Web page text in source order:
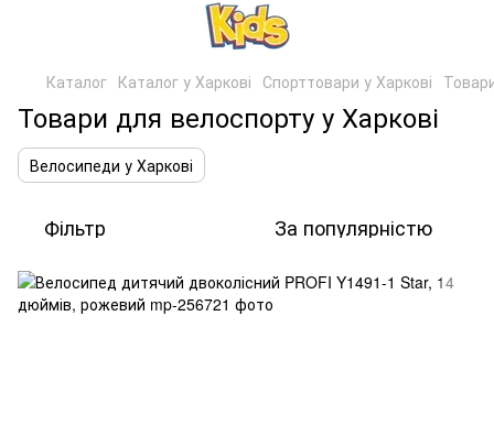
Каталог Каталог у Харкові Спорттовари у Харкові
Товари для велоспорту у Харкові
Велосипеди у Харкові
Фільтр За популярністю